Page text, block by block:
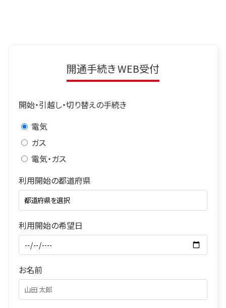
開通手続き WEB受付
開始・引越し・切り替えの手続き
電気
ガス
電気・ガス
利用開始の都道府県
利用開始の希望日
お名前